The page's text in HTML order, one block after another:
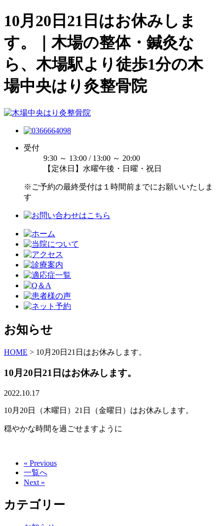
10月20日21日はお休みしま
す。｜木場の整体・鍼灸な
ら、木場駅より徒歩1分の木
場中央はり灸整骨院
受付
9:30 ～ 13:00 / 13:00 ～ 20:00
【定休日】水曜午後・日曜・祝日
※ご予約の最終受付は１時間前までにお願いいたしま
す
お知らせ
HOME > 10月20日21日はお休みします。
10月20日21日はお休みします。
2022.10.17
10月20日（木曜日）21日（金曜日）はお休みします。
穏やかな時間を過ごせますように
« Previous
一覧へ
Next »
カテゴリー